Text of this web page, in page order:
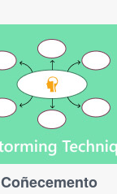
Coñecemento